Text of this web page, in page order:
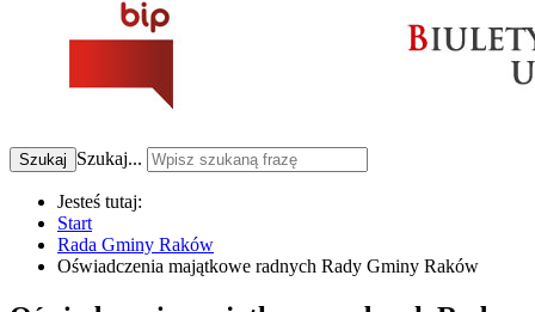
Szukaj Szukaj...
Jesteś tutaj:
Start
Rada Gminy Raków
Oświadczenia majątkowe radnych Rady Gminy Raków